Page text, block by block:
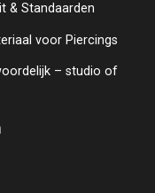
& Standaarden
voor Piercings
– studio of